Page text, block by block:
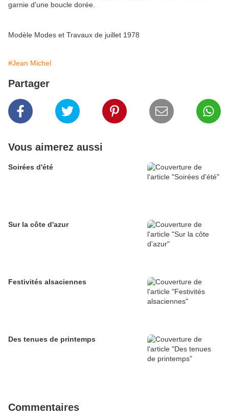
garnie d'une boucle dorée.
Modèle Modes et Travaux de juillet 1978
#Jean Michel
Partager
Vous aimerez aussi
Soirées d'été
Sur la côte d'azur
Festivités alsaciennes
Des tenues de printemps
Commentaires